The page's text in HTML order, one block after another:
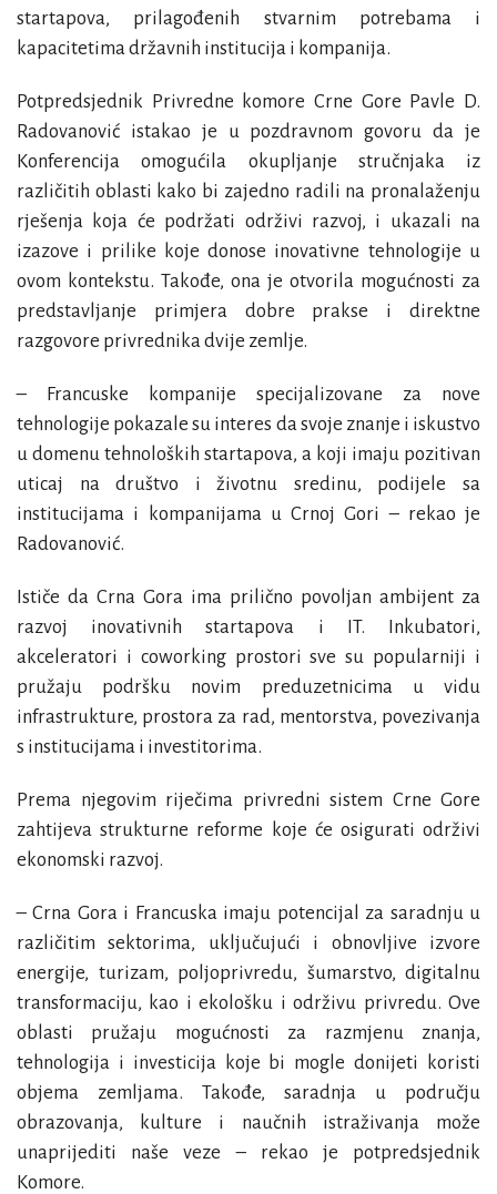
startapova, prilagođenih stvarnim potrebama i
kapacitetima državnih institucija i kompanija.
Potpredsjednik Privredne komore Crne Gore Pavle D.
Radovanović istakao je u pozdravnom govoru da je
Konferencija omogućila okupljanje stručnjaka iz
različitih oblasti kako bi zajedno radili na pronalaženju
rješenja koja će podržati održivi razvoj, i ukazali na
izazove i prilike koje donose inovativne tehnologije u
ovom kontekstu. Takođe, ona je otvorila mogućnosti za
predstavljanje primjera dobre prakse i direktne
razgovore privrednika dvije zemlje.
– Francuske kompanije specijalizovane za nove
tehnologije pokazale su interes da svoje znanje i iskustvo
u domenu tehnoloških startapova, a koji imaju pozitivan
uticaj na društvo i životnu sredinu, podijele sa
institucijama i kompanijama u Crnoj Gori – rekao je
Radovanović.
Ističe da Crna Gora ima prilično povoljan ambijent za
razvoj inovativnih startapova i IT. Inkubatori,
akceleratori i coworking prostori sve su popularniji i
pružaju podršku novim preduzetnicima u vidu
infrastrukture, prostora za rad, mentorstva, povezivanja
s institucijama i investitorima.
Prema njegovim riječima privredni sistem Crne Gore
zahtijeva strukturne reforme koje će osigurati održivi
ekonomski razvoj.
– Crna Gora i Francuska imaju potencijal za saradnju u
različitim sektorima, uključujući i obnovljive izvore
energije, turizam, poljoprivredu, šumarstvo, digitalnu
transformaciju, kao i ekološku i održivu privredu. Ove
oblasti pružaju mogućnosti za razmjenu znanja,
tehnologija i investicija koje bi mogle donijeti koristi
objema zemljama. Takođe, saradnja u području
obrazovanja, kulture i naučnih istraživanja može
unaprijediti naše veze – rekao je potpredsjednik
Komore.